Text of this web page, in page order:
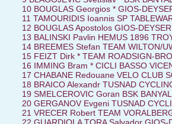
10 BOUGLAS Georgios * GIOS-
11 TAMOURIDIS Ioannis SP
12 BOUGLAS Apostolos GIOS-
13 BALINSKI Pavlin HEMUS 1896
14 BREEMES Stefan TEAM WILTON/
15 FEIZT Dirk * TEAM ROADSIGN-
16 IMMING Bram * CICLI BASSO
17 CHABANE Redouane VELO CLUB
18 BRAICO Alexandr TUSNAD
19 SMELCEROVIC Goran BSK
20 GERGANOV Evgeni TUSNAD
21 VRECER Robert TEAM